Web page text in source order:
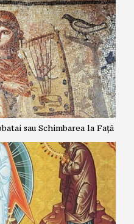
sau Schimbarea la Față